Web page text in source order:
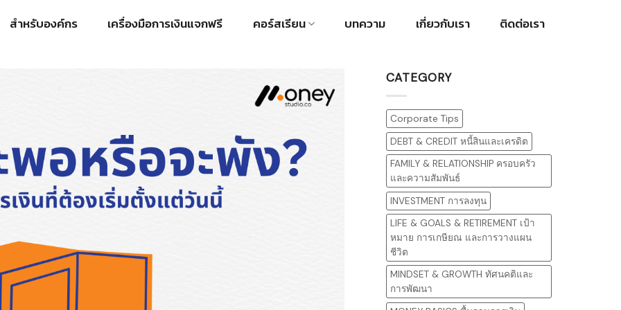
สำหรับองค์กร เครื่องมือการเงินแจกฟรี คอร์สเรียน บทความ เกี่ยวกับเรา ติดต่อเรา
CATEGORY
Corporate Tips
DEBT & CREDIT หนี้สินและเครดิต
FAMILY & RELATIONSHIP ครอบครัว
และความสัมพันธ์
INVESTMENT การลงทุน
LIFE & GOALS & RETIREMENT เป้า
หมาย การเกษียณ และการวางแผน
ชีวิต
MINDSET & GROWTH ทัศนคติและ
การพัฒนา